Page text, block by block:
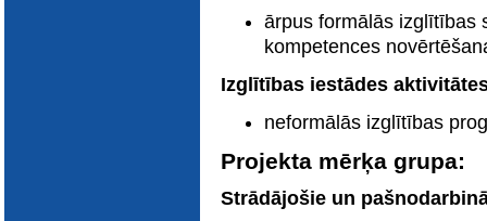
ārpus formālās izglītības
kompetences
Izglītības iestādes
neformālās izglītības
Projekta mērķa grupa:
Strādājošie un